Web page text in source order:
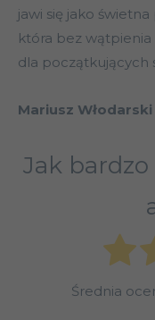
jawi się jako
która bez
dla początkujących
Mariusz Włodarski
Jak bardzo
Średnia